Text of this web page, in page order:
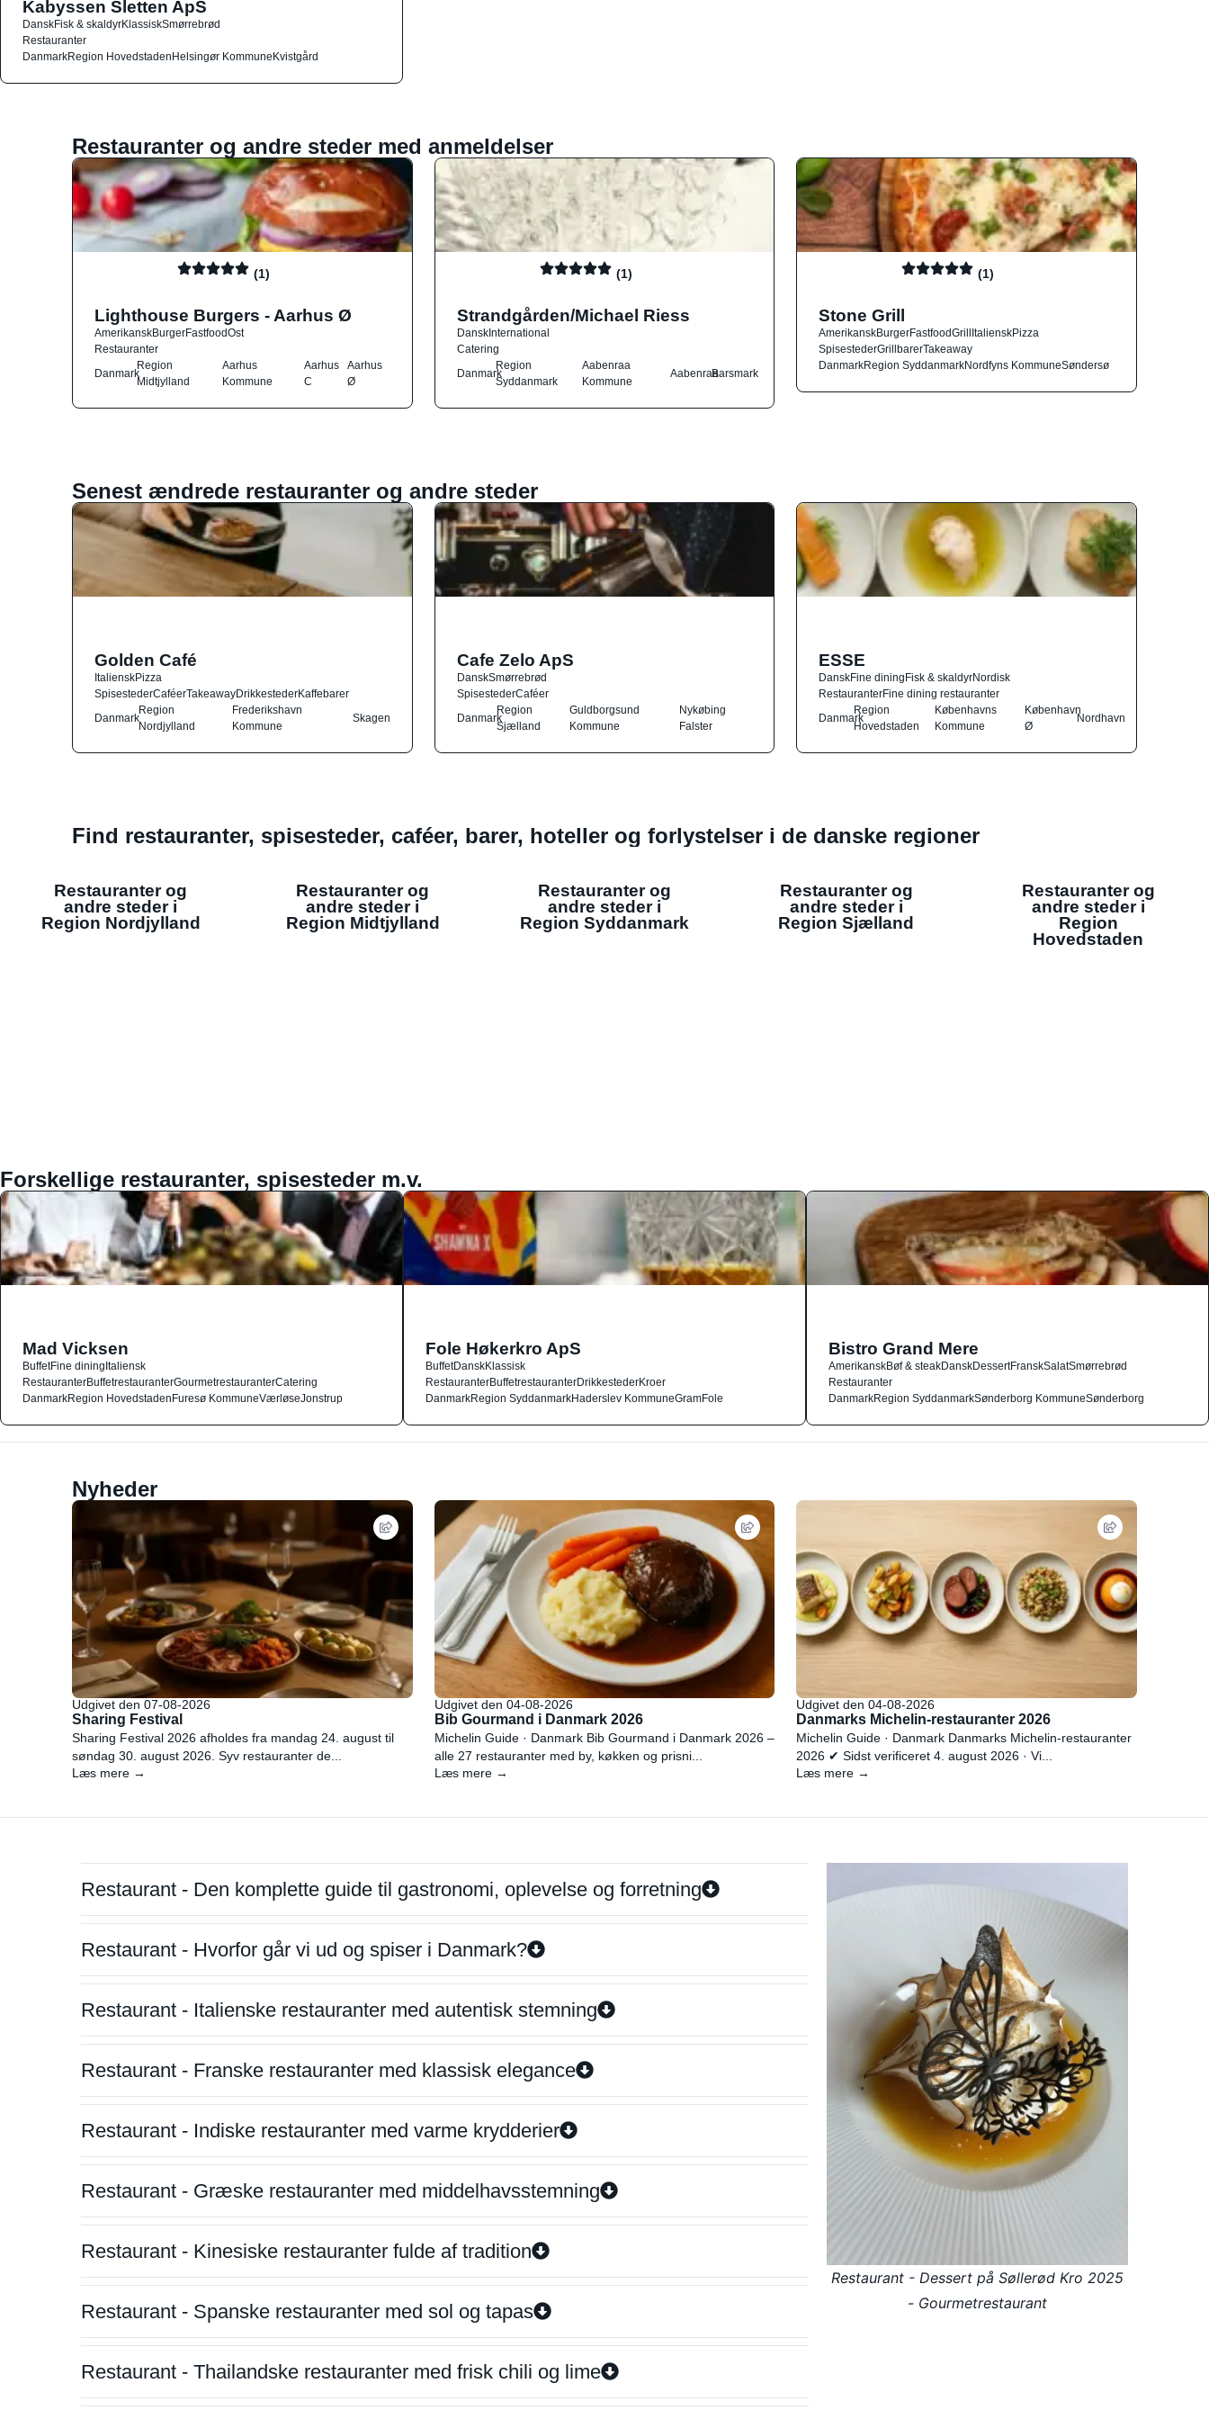
Kabyssen Sletten ApS
DanskFisk & skaldyrKlassiskSmørrebrød
Restauranter
DanmarkRegion HovedstadenHelsingør KommuneKvistgård
Restauranter og andre steder med anmeldelser
(1)
Lighthouse Burgers - Aarhus Ø
AmerikanskBurgerFastfoodOst
Restauranter
Danmark
Region
Midtjylland
Aarhus
Kommune
Aarhus
C
Aarhus
Ø
(1)
Strandgården/Michael Riess
DanskInternational
Catering
Danmark
Region
Syddanmark
Aabenraa
Kommune
AabenraaBarsmark
(1)
Stone Grill
AmerikanskBurgerFastfoodGrillItalienskPizza
SpisestederGrillbarerTakeaway
DanmarkRegion SyddanmarkNordfyns KommuneSøndersø
Senest ændrede restauranter og andre steder
Golden Café
ItalienskPizza
SpisestederCaféerTakeawayDrikkestederKaffebarer
Danmark
Region
Nordjylland
Frederikshavn
Kommune
Skagen
Cafe Zelo ApS
DanskSmørrebrød
SpisestederCaféer
Danmark
Region
Sjælland
Guldborgsund
Kommune
Nykøbing
Falster
ESSE
DanskFine diningFisk & skaldyrNordisk
RestauranterFine dining restauranter
Danmark
Region
Hovedstaden
Københavns
Kommune
København
Ø
Nordhavn
Find restauranter, spisesteder, caféer, barer, hoteller og forlystelser i de danske regioner
Restauranter og
andre steder i
Region Nordjylland
Restauranter og
andre steder i
Region Midtjylland
Restauranter og
andre steder i
Region Syddanmark
Restauranter og
andre steder i
Region Sjælland
Restauranter og
andre steder i
Region
Hovedstaden
Forskellige restauranter, spisesteder m.v.
Mad Vicksen
BuffetFine diningItaliensk
RestauranterBuffetrestauranterGourmetrestauranterCatering
DanmarkRegion HovedstadenFuresø KommuneVærløseJonstrup
Fole Høkerkro ApS
BuffetDanskKlassisk
RestauranterBuffetrestauranterDrikkestederKroer
DanmarkRegion SyddanmarkHaderslev KommuneGramFole
Bistro Grand Mere
AmerikanskBøf & steakDanskDessertFranskSalatSmørrebrød
Restauranter
DanmarkRegion SyddanmarkSønderborg KommuneSønderborg
Nyheder
Udgivet den 07-08-2026
Sharing Festival
Sharing Festival 2026 afholdes fra mandag 24. august til
søndag 30. august 2026. Syv restauranter de...
Læs mere →
Udgivet den 04-08-2026
Bib Gourmand i Danmark 2026
Michelin Guide · Danmark Bib Gourmand i Danmark 2026 –
alle 27 restauranter med by, køkken og prisni...
Læs mere →
Udgivet den 04-08-2026
Danmarks Michelin-restauranter 2026
Michelin Guide · Danmark Danmarks Michelin-restauranter
2026 ✔ Sidst verificeret 4. august 2026 · Vi...
Læs mere →
Restaurant - Den komplette guide til gastronomi, oplevelse og forretning
Restaurant - Hvorfor går vi ud og spiser i Danmark?
Restaurant - Italienske restauranter med autentisk stemning
Restaurant - Franske restauranter med klassisk elegance
Restaurant - Indiske restauranter med varme krydderier
Restaurant - Græske restauranter med middelhavsstemning
Restaurant - Kinesiske restauranter fulde af tradition
Restaurant - Spanske restauranter med sol og tapas
Restaurant - Thailandske restauranter med frisk chili og lime
Restaurant - Dessert på Søllerød Kro 2025
- Gourmetrestaurant